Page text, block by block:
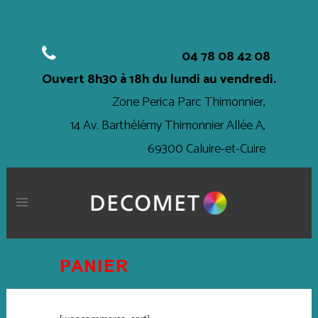
04 78 08 42 08
Ouvert8h30 à 18hdu lundi au vendredi.
Zone Perica Parc Thimonnier,
14 Av. Barthélémy Thimonnier Allée A,
69300 Caluire-et-Cuire
PANIER